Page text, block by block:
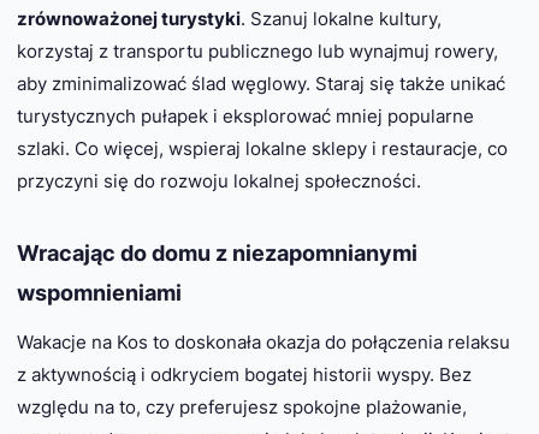
zrównoważonej turystyki. Szanuj lokalne kultury,
korzystaj z transportu publicznego lub wynajmuj rowery,
aby zminimalizować ślad węglowy. Staraj się także unikać
turystycznych pułapek i eksplorować mniej popularne
szlaki. Co więcej, wspieraj lokalne sklepy i restauracje, co
przyczyni się do rozwoju lokalnej społeczności.
Wracając do domu z niezapomnianymi
wspomnieniami
Wakacje na Kos to doskonała okazja do połączenia relaksu
z aktywnością i odkryciem bogatej historii wyspy. Bez
względu na to, czy preferujesz spokojne plażowanie,